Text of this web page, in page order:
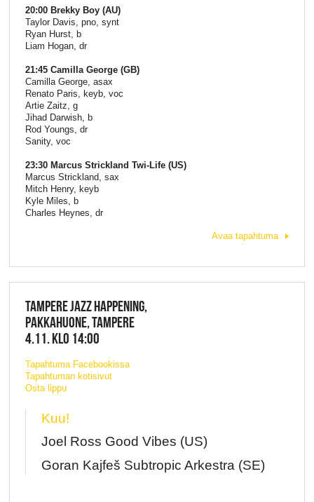
20:00 Brekky Boy (AU)
Taylor Davis, pno, synt
Ryan Hurst, b
Liam Hogan, dr
21:45 Camilla George (GB)
Camilla George, asax
Renato Paris, keyb, voc
Artie Zaitz, g
Jihad Darwish, b
Rod Youngs, dr
Sanity, voc
23:30 Marcus Strickland Twi-Life (US)
Marcus Strickland, sax
Mitch Henry, keyb
Kyle Miles, b
Charles Heynes, dr
Avaa tapahtuma
TAMPERE JAZZ HAPPENING,
PAKKAHUONE, TAMPERE
4.11. KLO 14:00
Tapahtuma Facebookissa
Tapahtuman kotisivut
Osta lippu
Kuu!
Joel Ross Good Vibes (US)
Goran Kajfeš Subtropic Arkestra (SE)